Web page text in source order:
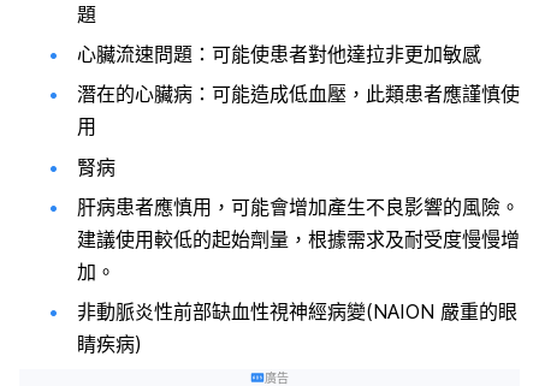
題
心臟流速問題：可能使患者對他達拉非更加敏感
潛在的心臟病：可能造成低血壓，此類患者應謹慎使
用
腎病
肝病患者應慎用，可能會增加產生不良影響的風險。
建議使用較低的起始劑量，根據需求及耐受度慢慢增
加。
非動脈炎性前部缺血性視神經病變(NAION 嚴重的眼
睛疾病)
廣告